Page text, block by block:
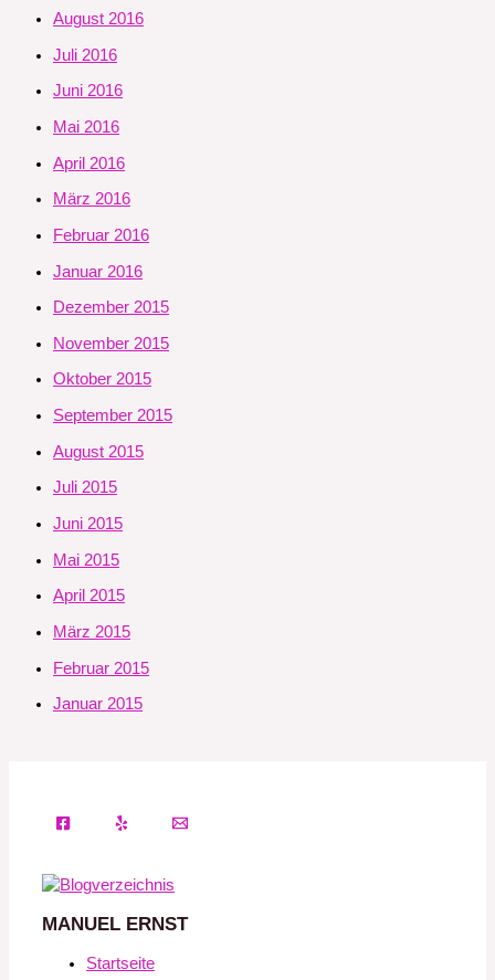
August 2016
Juli 2016
Juni 2016
Mai 2016
April 2016
März 2016
Februar 2016
Januar 2016
Dezember 2015
November 2015
Oktober 2015
September 2015
August 2015
Juli 2015
Juni 2015
Mai 2015
April 2015
März 2015
Februar 2015
Januar 2015
MANUEL ERNST
Startseite